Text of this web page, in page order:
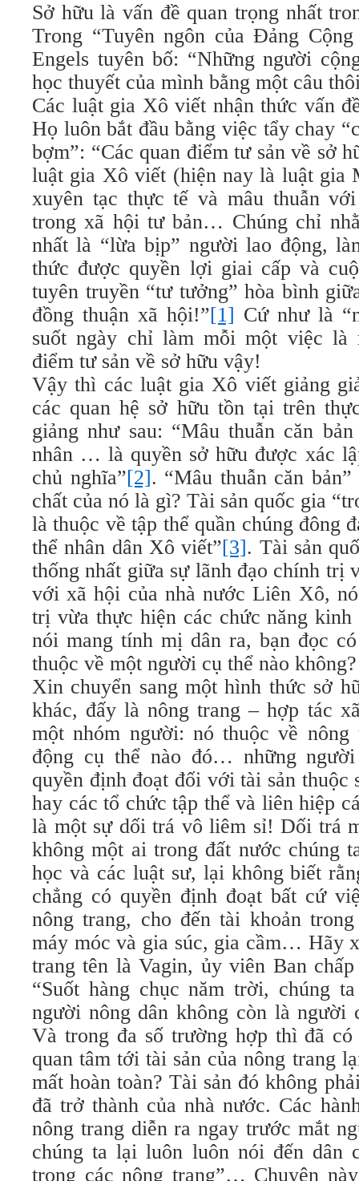
Sở hữu là vấn đề quan trọng nhất
Trong “Tuyên ngôn của Đảng
Engels tuyên bố: “Những người
học thuyết của mình bằng một câu
Các luật gia Xô viết nhận thức vấn
Họ luôn bắt đầu bằng việc tẩy chay
bợm”: “Các quan điểm tư sản về sở
luật gia Xô viết (hiện nay là luật gia
xuyên tạc thực tế và mâu thuẫn
trong xã hội tư bản… Chúng chỉ
nhất là “lừa bịp” người lao động,
thức được quyền lợi giai cấp và
tuyên truyền “tư tưởng” hòa bình
đồng thuận xã hội!”[1] Cứ như là
suốt ngày chỉ làm mỗi một việc là
điểm tư sản về sở hữu vậy!
Vậy thì các luật gia Xô viết giảng
các quan hệ sở hữu tồn tại trên
giảng như sau: “Mâu thuẫn căn
nhân … là quyền sở hữu được xác
chủ nghĩa”[2]. “Mâu thuẫn căn
chất của nó là gì? Tài sản quốc gia
là thuộc về tập thể quần chúng đông
thể nhân dân Xô viết”[3]. Tài sản
thống nhất giữa sự lãnh đạo chính trị
với xã hội của nhà nước Liên Xô,
trị vừa thực hiện các chức năng kinh
nói mang tính mị dân ra, bạn đọc
thuộc về một người cụ thể nào không?
Xin chuyển sang một hình thức sở
khác, đấy là nông trang – hợp tác
một nhóm người: nó thuộc về
động cụ thể nào đó… những
quyền định đoạt đối với tài sản thuộc
hay các tổ chức tập thể và liên hiệp
là một sự dối trá vô liêm sỉ! Dối trá
không một ai trong đất nước chúng
học và các luật sư, lại không biết
chẳng có quyền định đoạt bất cứ
nông trang, cho đến tài khoản
máy móc và gia súc, gia cầm… Hãy
trang tên là Vagin, ủy viên Ban
“Suốt hàng chục năm trời, chúng
người nông dân không còn là
Và trong đa số trường hợp thì đã
quan tâm tới tài sản của nông trang
mất hoàn toàn? Tài sản đó không
đã trở thành của nhà nước. Các
nông trang diễn ra ngay trước mắt
chúng ta lại luôn luôn nói đến dân
trong các nông trang”… Chuyện